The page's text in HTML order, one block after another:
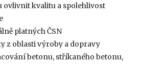
ovlivnit kvalitu a spolehlivost
platných ČSN
z oblasti výroby a dopravy
betonu, stříkaného betonu,